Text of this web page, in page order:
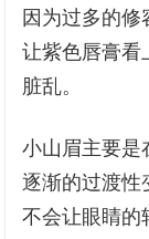
因为过多的
让紫色唇膏看
脏乱。
小山眉主要是
逐渐的过渡性
不会让眼睛的